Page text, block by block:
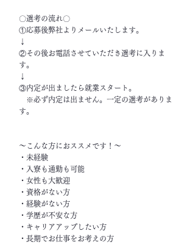
〇選考の流れ〇
①応募後弊社よりメールいたします。
↓
②その後お電話させていただき選考に入りま
す。
↓
③内定が出ましたら就業スタート。
※必ず内定は出ません。一定の選考がありま
す。
～こんな方におススメです！～
・未経験
・入寮も通勤も可能
・女性も大歓迎
・資格がない方
・経験がない方
・学歴が不安な方
・キャリアアップしたい方
・長期でお仕事をお考えの方